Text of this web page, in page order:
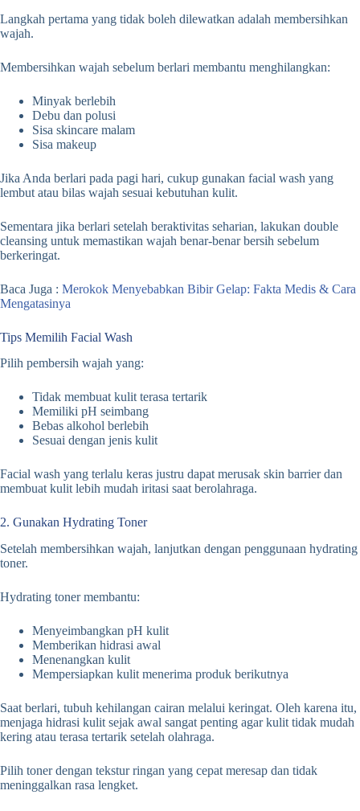
Langkah pertama yang tidak boleh dilewatkan adalah membersihkan
wajah.
Membersihkan wajah sebelum berlari membantu menghilangkan:
Minyak berlebih
Debu dan polusi
Sisa skincare malam
Sisa makeup
Jika Anda berlari pada pagi hari, cukup gunakan facial wash yang
lembut atau bilas wajah sesuai kebutuhan kulit.
Sementara jika berlari setelah beraktivitas seharian, lakukan double
cleansing untuk memastikan wajah benar-benar bersih sebelum
berkeringat.
Baca Juga : Merokok Menyebabkan Bibir Gelap: Fakta Medis & Cara
Mengatasinya
Tips Memilih Facial Wash
Pilih pembersih wajah yang:
Tidak membuat kulit terasa tertarik
Memiliki pH seimbang
Bebas alkohol berlebih
Sesuai dengan jenis kulit
Facial wash yang terlalu keras justru dapat merusak skin barrier dan
membuat kulit lebih mudah iritasi saat berolahraga.
2. Gunakan Hydrating Toner
Setelah membersihkan wajah, lanjutkan dengan penggunaan hydrating
toner.
Hydrating toner membantu:
Menyeimbangkan pH kulit
Memberikan hidrasi awal
Menenangkan kulit
Mempersiapkan kulit menerima produk berikutnya
Saat berlari, tubuh kehilangan cairan melalui keringat. Oleh karena itu,
menjaga hidrasi kulit sejak awal sangat penting agar kulit tidak mudah
kering atau terasa tertarik setelah olahraga.
Pilih toner dengan tekstur ringan yang cepat meresap dan tidak
meninggalkan rasa lengket.